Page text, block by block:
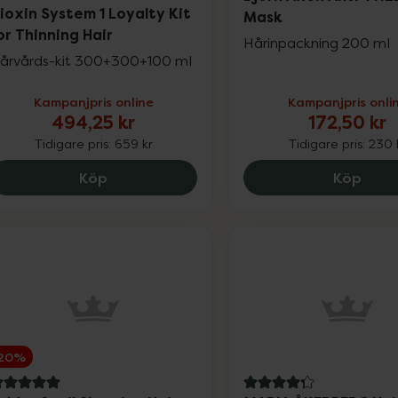
System 1 Loyalty Kit
Thinning Hair
kit 300+300+100 ml
Kampanjpris online
494,25 kr
Tidigare pris: 659 kr
Köp Nioxin System 1 Loyalty Kit for Thinning
Mask
Hårinpackning 200 ml
Kampanjpris
172,50 kr
Tidigare pris: 230
Köp
av 5 i omdöme 4.3 av 5 i omdöme